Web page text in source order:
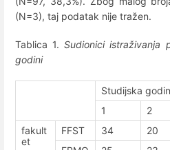
(N=3), taj podatak nije tražen.
Tablica 1.Sudionici istraživanja
godini
Studijska
1
2
fakult
et
FFST 34 20